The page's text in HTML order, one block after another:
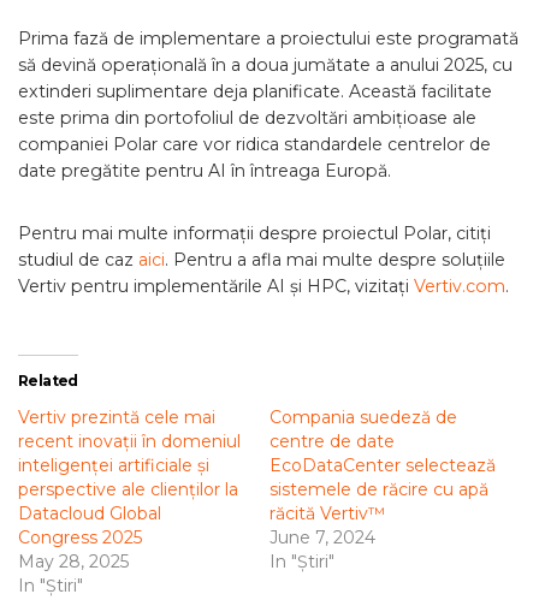
Prima fază de implementare a proiectului este programată
să devină operațională în a doua jumătate a anului 2025, cu
extinderi suplimentare deja planificate. Această facilitate
este prima din portofoliul de dezvoltări ambițioase ale
companiei Polar care vor ridica standardele centrelor de
date pregătite pentru AI în întreaga Europă.
Pentru mai multe informații despre proiectul Polar, citiți
studiul de caz aici. Pentru a afla mai multe despre soluțiile
Vertiv pentru implementările AI și HPC, vizitați Vertiv.com.
Related
Vertiv prezintă cele mai
recent inovații în domeniul
inteligenței artificiale și
perspective ale clienților la
Datacloud Global
Congress 2025
May 28, 2025
In "Știri"
Compania suedeză de
centre de date
EcoDataCenter selectează
sistemele de răcire cu apă
răcită Vertiv™
June 7, 2024
In "Știri"